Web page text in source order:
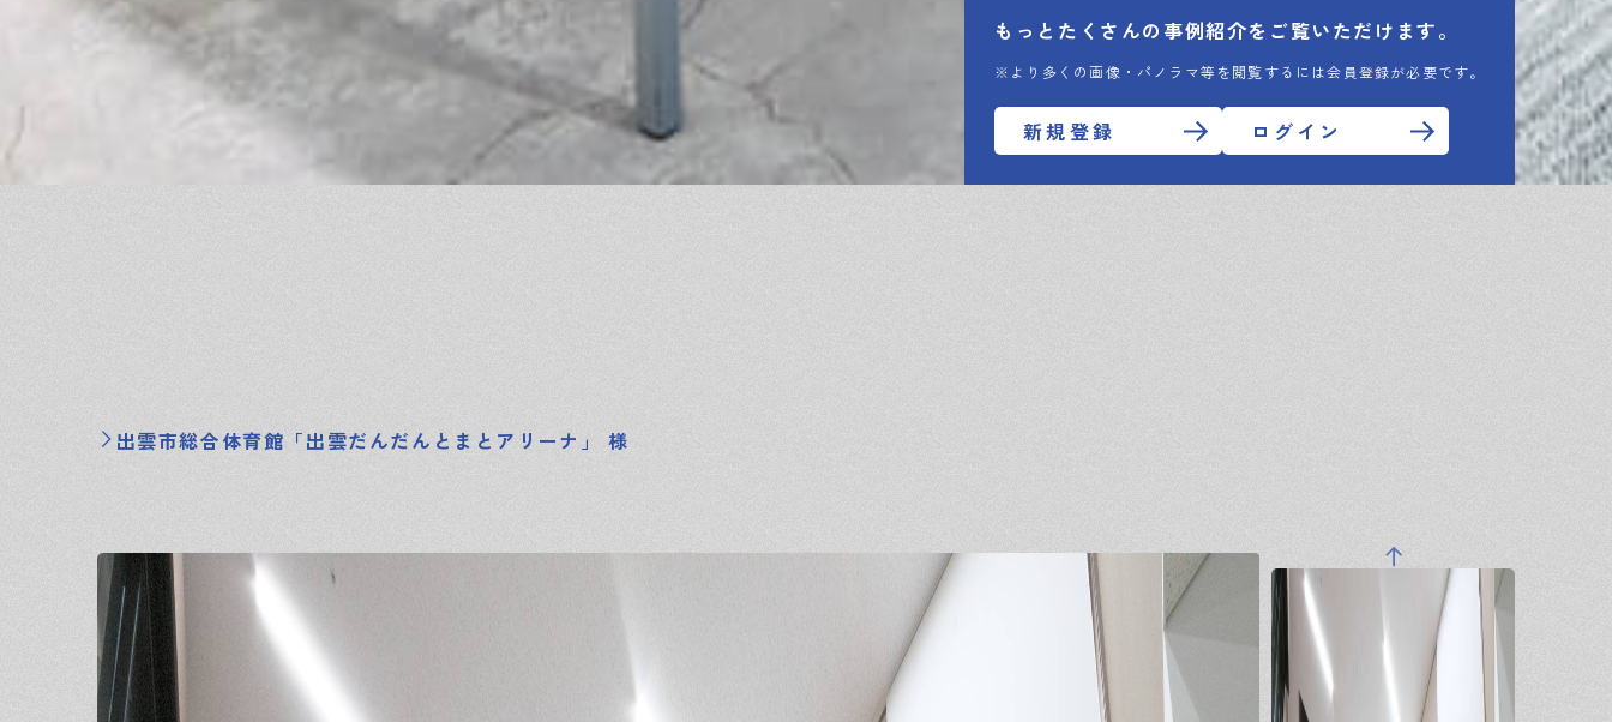
もっとたくさんの 事例紹介をご覧いただけます。
※より多くの画像・パノラマ等を閲覧するには会員登録が必要です。
新規登録 ログイン
出雲市総合体育館「出雲だんだんとまとアリーナ」 様